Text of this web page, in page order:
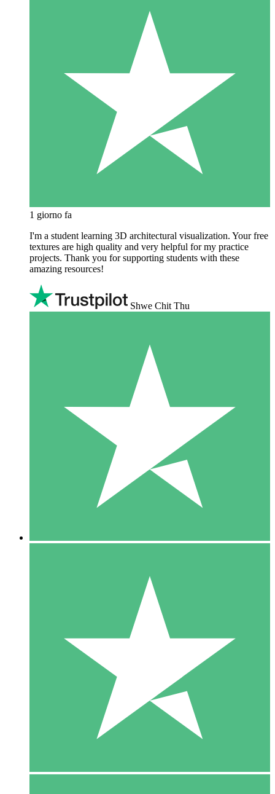
1 giorno fa
I'm a student learning 3D architectural visualization. Your free
textures are high quality and very helpful for my practice
projects. Thank you for supporting students with these
amazing resources!
Shwe Chit Thu